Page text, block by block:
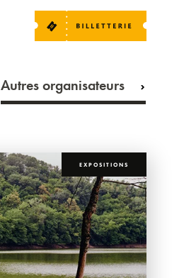
Autres organisateurs
EXPOSITIONS